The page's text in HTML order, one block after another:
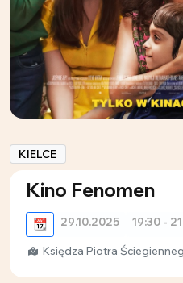
KIELCE
Kino Fenomen
📆 29.10.2025 19:30 -
Księdza Piotra